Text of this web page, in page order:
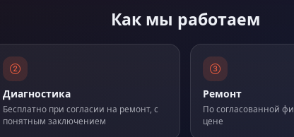
Как мы работаем
Диагностика
Бесплатно при согласии на ремонт, с
понятным заключением
Ремонт
По согласованной
цене